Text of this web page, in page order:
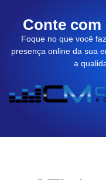
Conte com
Foque no que você
presença online da sua
a